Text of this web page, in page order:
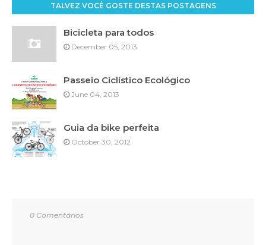
TALVEZ VOCÊ GOSTE DESTAS POSTAGENS
Bicicleta para todos
December 05, 2013
Passeio Ciclístico Ecológico
June 04, 2013
Guia da bike perfeita
October 30, 2012
0 Comentários